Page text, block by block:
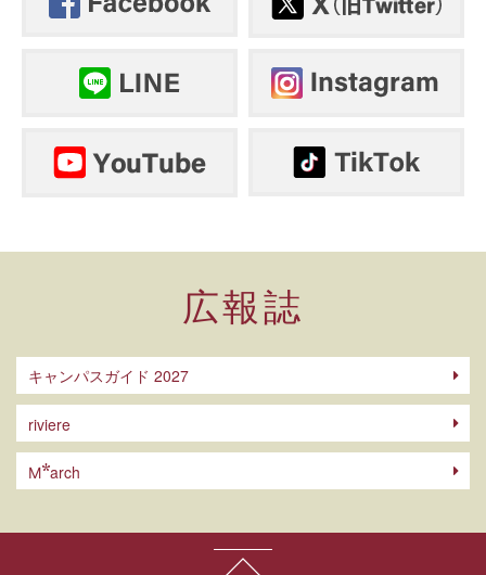
広報誌
キャンパスガイド 2027
riviere
M arch